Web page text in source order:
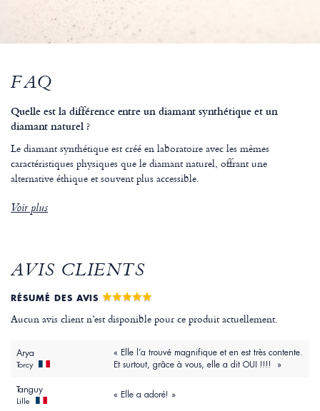
FAQ
Quelle est la différence entre un diamant synthétique et un
diamant naturel ?
Le diamant synthétique est créé en laboratoire avec les mêmes
caractéristiques physiques que le diamant naturel, offrant une
alternative éthique et souvent plus accessible.
Voir plus
AVIS CLIENTS
RÉSUMÉ DES AVIS
Aucun avis client n’est disponible pour ce produit actuellement.
Arya
Torcy
« Elle l’a trouvé magnifique et en est très contente.
Et surtout, grâce à vous, elle a dit OUI !!!! »
Tanguy
Lille
« Elle a adoré! »